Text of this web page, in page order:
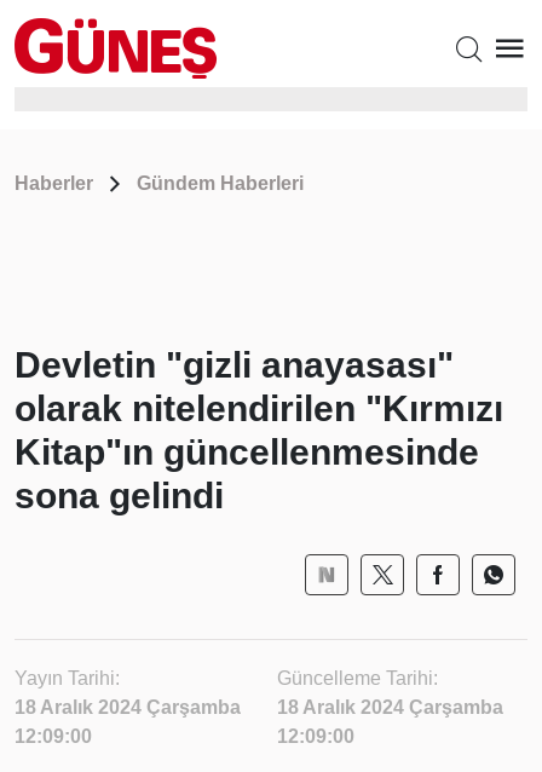
Haberler Gündem Haberleri
Devletin "gizli anayasası"
olarak nitelendirilen "Kırmızı
Kitap"ın güncellenmesinde
sona gelindi
Yayın Tarihi:
18 Aralık 2024 Çarşamba
12:09:00
Güncelleme Tarihi:
18 Aralık 2024 Çarşamba
12:09:00